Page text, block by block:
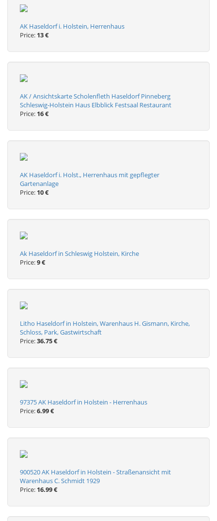
AK Haseldorf i. Holstein, Herrenhaus
Price: 13 €
AK / Ansichtskarte Scholenfleth Haseldorf Pinneberg
Schleswig-Holstein Haus Elbblick Festsaal Restaurant
Price: 16 €
AK Haseldorf i. Holst., Herrenhaus mit gepflegter
Gartenanlage
Price: 10 €
Ak Haseldorf in Schleswig Holstein, Kirche
Price:9 €
Litho Haseldorf in Holstein, Warenhaus H. Gismann, Kirche,
Schloss, Park, Gastwirtschaft
Price:36.75 €
97375 AK Haseldorf in Holstein - Herrenhaus
Price:6.99 €
900520 AK Haseldorf in Holstein - Straßenansicht mit
Warenhaus C. Schmidt 1929
Price: 16.99 €